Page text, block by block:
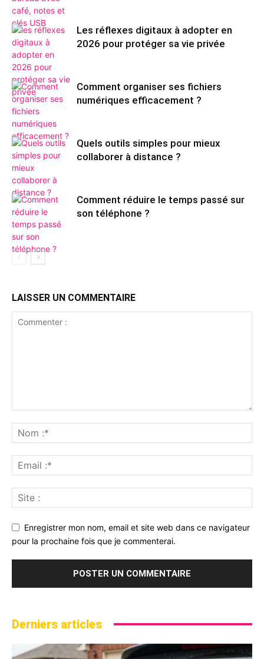
Les réflexes digitaux à adopter en
2026 pour protéger sa vie privée
Comment organiser ses fichiers
numériques efficacement ?
Quels outils simples pour mieux
collaborer à distance ?
Comment réduire le temps passé sur
son téléphone ?
LAISSER UN COMMENTAIRE
Enregistrer mon nom, email et site web dans ce navigateur
pour la prochaine fois que je commenterai.
Derniers articles